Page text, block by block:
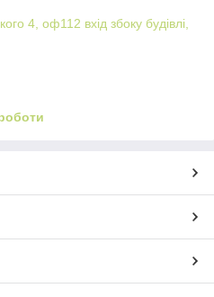
4, оф112 вхід збоку будівлі,